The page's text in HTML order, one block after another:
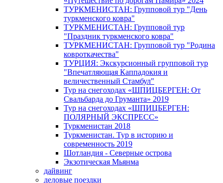
ТУРКМЕНИСТАН: Групповой тур "День
туркменского ковра"
ТУРКМЕНИСТАН: Групповой тур
"Праздник туркменского ковра"
ТУРКМЕНИСТАН: Групповой тур "Родина
ковроткачества"
ТУРЦИЯ: Экскурсионный групповой тур
"Впечатляющая Каппадокия и
величественный Стамбул"
Тур на снегоходах «ШПИЦБЕРГЕН: От
Свальбарда до Груманта» 2019
Тур на снегоходах «ШПИЦБЕРГЕН:
ПОЛЯРНЫЙ ЭКСПРЕСС»
Туркменистан 2018
Туркменистан. Тур в историю и
современность 2019
Шотландия - Северные острова
Экзотическая Мьянма
дайвинг
деловые поездки